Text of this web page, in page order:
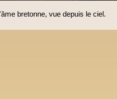
bretonne, vue depuis le ciel.